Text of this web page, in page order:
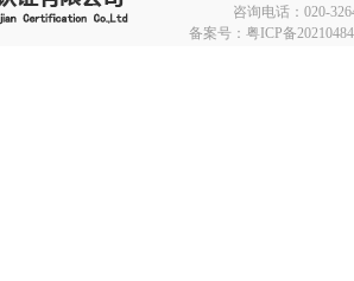
咨询电话：020-
备案号： 粤ICP备